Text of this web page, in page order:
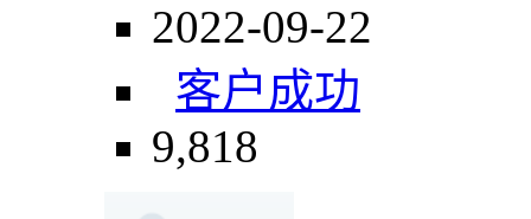
2022-09-22
客户成功
9,818